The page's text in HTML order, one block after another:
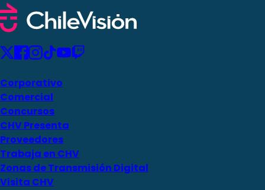
Corporativo
Comercial
Concursos
CHV Presenta
Proveedores
Trabaja en CHV
Zonas de Transmisión Digital
Visita CHV